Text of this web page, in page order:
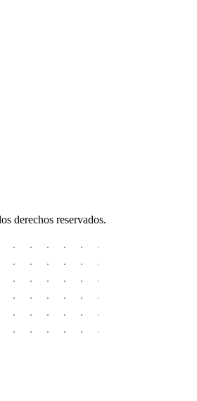
derechos reservados.